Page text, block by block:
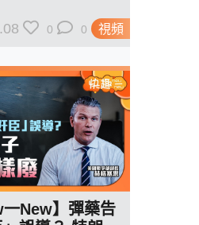
視頻
0 0
一New】彈藥告